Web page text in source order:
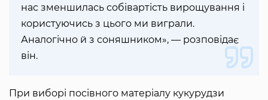
нас зменшилась собівартість вирощування і
користуючись з цього ми виграли.
Аналогічно й з соняшником», — розповідає
він.
При виборі посівного матеріалу кукурудзи